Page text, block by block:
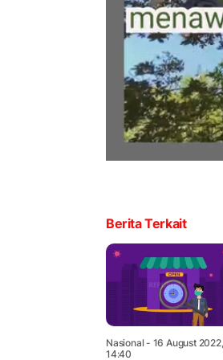
Berita Terkait
Nasional - 16 August 2022,
14:40